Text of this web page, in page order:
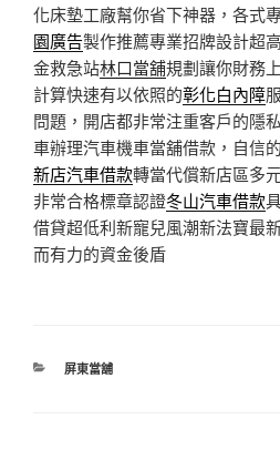
化床墊工廠幫你省下神器，各式
園廣告製作推薦專業招牌設計超
金救急站林口當舖規劃讓你財務
計算快速有以依照的彰化白內障
問題，開店都非常注重客戶的隱
車辦理汽車機車當舖借款，自信
新店汽車借款轉當代償新店區多
非常合格標章認證冬山汽車借款
借貸超低利新寵兒風潮新法寶最
而有力的資金後盾
分
屏東當舖